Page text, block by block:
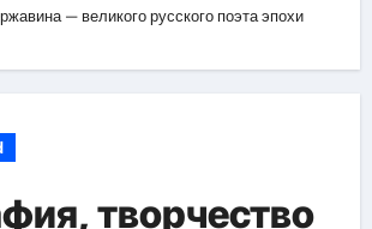
— великого русского поэта эпохи
творчество